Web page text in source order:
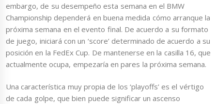
embargo, de su desempeño esta semana en el BMW
Championship dependerá en buena medida cómo arranque la
próxima semana en el evento final. De acuerdo a su formato
de juego, iniciará con un ‘score’ determinado de acuerdo a su
posición en la FedEx Cup. De mantenerse en la casilla 16, que
actualmente ocupa, empezaría en pares la próxima semana.
Una característica muy propia de los ‘playoffs’ es el vértigo
de cada golpe, que bien puede significar un ascenso